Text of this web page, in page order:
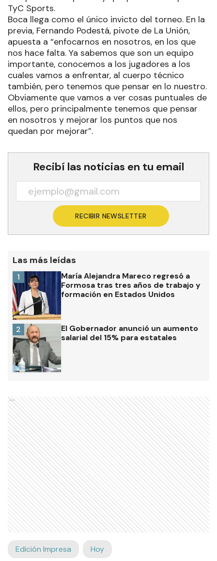
TyC Sports.
Boca llega como el único invicto del torneo. En la
previa, Fernando Podestá, pivote de La Unión,
apuesta a “enfocarnos en nosotros, en los que
nos hace falta. Ya sabemos que son un equipo
importante, conocemos a los jugadores a los
cuales vamos a enfrentar, al cuerpo técnico
también, pero tenemos que pensar en lo nuestro.
Obviamente que vamos a ver cosas puntuales de
ellos, pero principalmente tenemos que pensar
en nosotros y mejorar los puntos que nos
quedan por mejorar”.
Recibí las noticias en tu email
RECIBIR NEWSLETTER
Las más leídas
María Alejandra Mareco regresó a
Formosa tras tres años de trabajo y
formación en Estados Unidos
1
El Gobernador anunció un aumento
salarial del 15% para estatales
2
Ads
Edición Impresa Hoy